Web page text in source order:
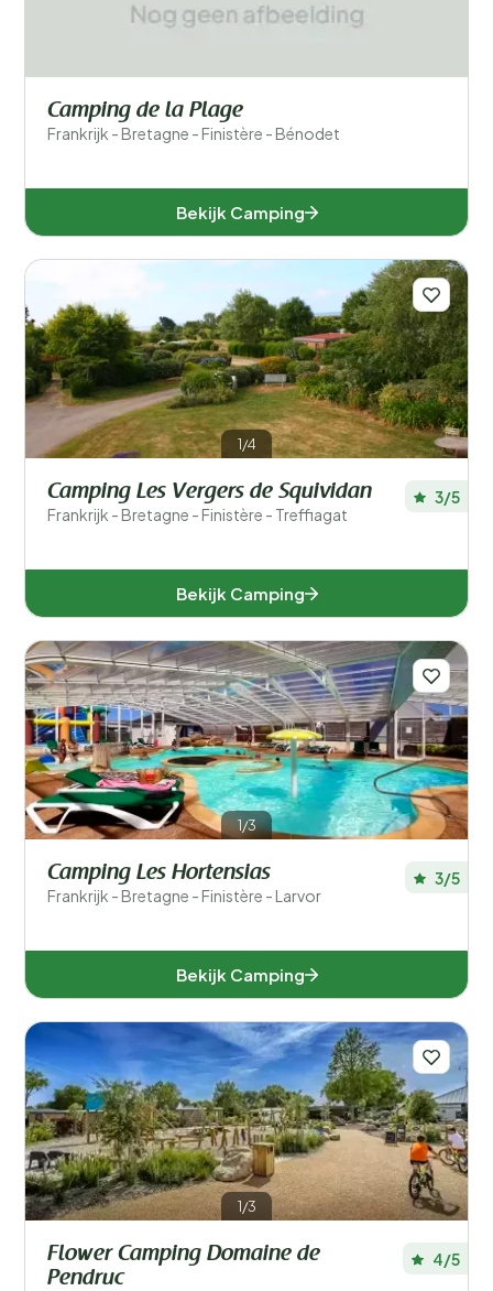
Camping de la Plage
Frankrijk - Bretagne - Finistère - Bénodet
Bekijk Camping
1/4
Camping Les Vergers de Squividan
Frankrijk - Bretagne - Finistère - Treffiagat
3/5
Bekijk Camping
1/3
Camping Les Hortensias
Frankrijk - Bretagne - Finistère - Larvor
3/5
Bekijk Camping
1/3
Flower Camping Domaine de
Pendruc
4/5